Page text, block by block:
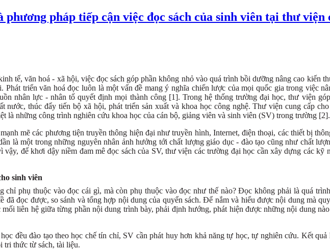
pháp tiếp cận việc đọc sách của sinh viên tại thư viện
tế, văn hoá - xã hội, việc đọc sách góp phần không nhỏ vào quá trình bồi dưỡng nâng cao kiến
Phát triển văn hoá đọc luôn là một vấn đề mang ý nghĩa chiến lược của mọi quốc gia trong việc
nhân lực - nhân tố quyết định mọi thành công [1]. Trong hệ thống trường đại học, thư viện
nước, thúc đẩy tiến bộ xã hội, phát triển sản xuất và khoa học công nghệ. Thư viện cung cấp
là những công trình nghiên cứu khoa học của cán bộ, giảng viên và sinh viên (SV) trong trường [2].
mẽ các phương tiện truyền thông hiện đại như truyền hình, Internet, điện thoại, các thiết bị
là một trong những nguyên nhân ảnh hưởng tới chất lượng giáo dục - đào tạo cũng như chất
để khơi dậy niềm đam mê đọc sách của SV, thư viện các trường đại học cần xây dựng các kỹ
sinh viên
chỉ phụ thuộc vào đọc cái gì, mà còn phụ thuộc vào đọc như thế nào? Đọc không phải là quá
đã đọc được, so sánh và tổng hợp nội dung của quyển sách. Để nắm và hiểu được nội dung mà
liên hệ giữa từng phần nội dung trình bày, phải định hướng, phát hiện được những nội dung
đều đào tạo theo học chế tín chỉ, SV cần phát huy hơn khả năng tự học, tự nghiên cứu. Kết quả
tri thức từ sách, tài liệu.